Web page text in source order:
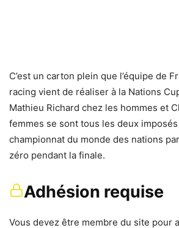
C’est un carton plein que l’équipe de
racing vient de réaliser à la Nations
Mathieu Richard chez les hommes et
femmes se sont tous les deux
championnat du monde des nations
zéro pendant la finale.
Adhésion requise
Vous devez être membre du site pour